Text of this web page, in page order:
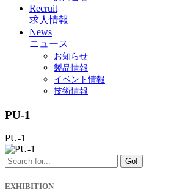
Recruit
求人情報
News
ニュース
お知らせ
製品情報
イベント情報
技術情報
PU-1
PU-1
Go!
EXHIBITION